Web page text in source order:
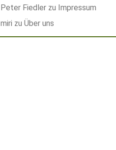
Peter Fiedler zu Impressum
miri zu Über uns